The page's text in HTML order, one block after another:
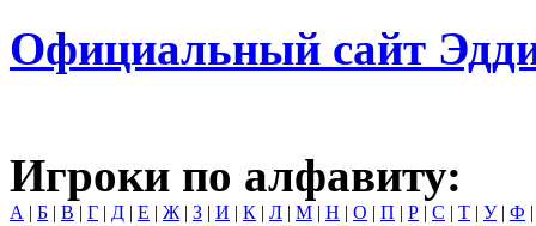
Официальный сайт
Игроки по алфавиту:
А | Б | В | Г | Д | Е | Ж | З | И | К | Л | М | Н | О | П | Р | С | Т | У| Ф